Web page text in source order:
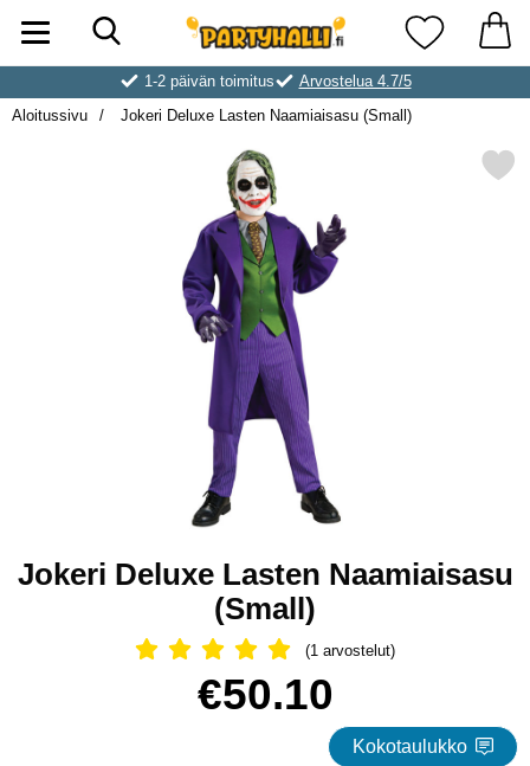
Ostoskori laajennettu Partyhallen AB
Suosikkini
1-2 päivän toimitus
Arvostelua 4.7/5
Aloitussivu
Jokeri Deluxe Lasten Naamiaisasu (Small)
Merkitse jokeri Deluxe Lasten
Jokeri Deluxe Lasten Naamiaisasu
(Small)
Arvostelu: 5 Tähdet, Ohita kaikki
(1 arvostelut)
hinta
€50.10
Kokotaulukko